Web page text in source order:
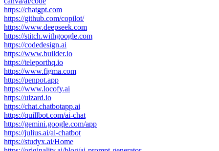
https://chatgpt.com
https://github.com/copilot/
https://www.deepseek.com
https://stitch.withgoogle.com
https://codedesign.ai
https://www.builder.io
https://teleporthq.io
https://www.figma.com
https://penpot.app
https://www.locofy.ai
https://uizard.io
https://chat.chatbotapp.ai
https://quillbot.com/ai-chat
https://gemini.google.com/app
https://julius.ai/ai-chatbot
https://studyx.ai/Home